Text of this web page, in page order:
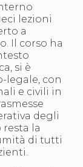
lezioni
a
Il corso ha
si è
legale, con
e civili in
degli
la
di tutti